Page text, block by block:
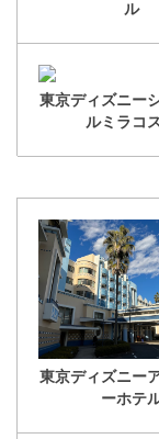
ル
東京ディズニー
ルミラコ
東京ディズニー
ーホテ